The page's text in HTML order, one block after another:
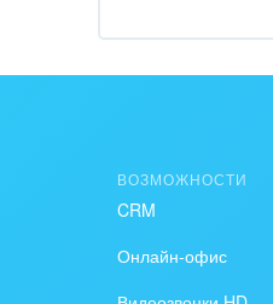
Внедрение
ВОЗМОЖНОСТИ
CRM
Онлайн-офис